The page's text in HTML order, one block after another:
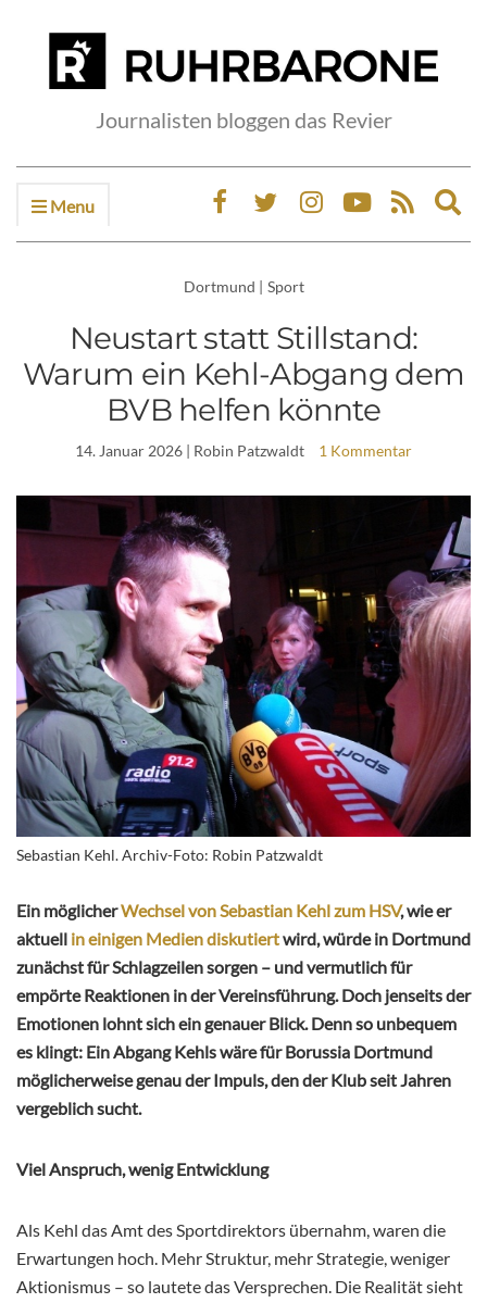
Journalisten bloggen das Revier
Menu
Dortmund | Sport
Neustart statt Stillstand:
Warum ein Kehl-Abgang dem
BVB helfen könnte
14. Januar 2026 | Robin Patzwaldt 1 Kommentar
Sebastian Kehl. Archiv-Foto: Robin Patzwaldt
Ein möglicherWechsel von Sebastian Kehl zum HSV, wie er
aktuell in einigen Medien diskutiertwird, würde in Dortmund
zunächst für Schlagzeilen sorgen – und vermutlich für
empörte Reaktionen in der Vereinsführung. Doch jenseits der
Emotionen lohnt sich ein genauer Blick. Denn so unbequem
es klingt: Ein Abgang Kehls wäre für Borussia Dortmund
möglicherweise genau der Impuls, den der Klub seit Jahren
vergeblich sucht.
Viel Anspruch, wenig Entwicklung
Als Kehl das Amt des Sportdirektors übernahm, waren die
Erwartungen hoch. Mehr Struktur, mehr Strategie, weniger
Aktionismus – so lautete das Versprechen. Die Realität sieht